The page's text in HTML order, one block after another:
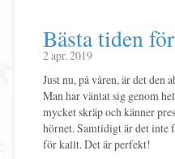
Bästa tiden
2 apr. 2019
Just nu, på våren, är det den
Man har väntat sig genom
mycket skräp och känner
hörnet. Samtidigt är det inte
för kallt. Det är perfekt!